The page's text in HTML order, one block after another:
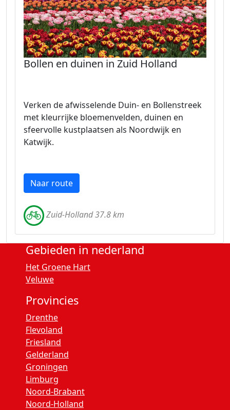
Bollen en duinen in Zuid Holland
Verken de afwisselende Duin- en Bollenstreek
met kleurrijke bloemenvelden, duinen en
sfeervolle kustplaatsen als Noordwijk en
Katwijk.
Naar route
Zuid-Holland 37.8 km
Gebieden in nederland
Het Groene Hart
Veluwe
Provincies
Drenthe
Flevoland
Friesland
Gelderland
Groningen
Limburg
Noord-Brabant
Noord-Holland